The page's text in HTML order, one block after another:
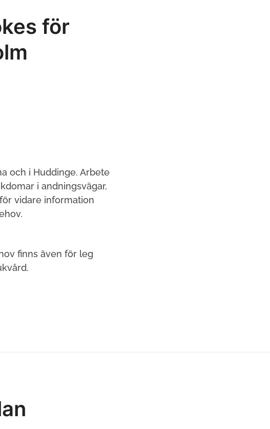
för
och i Huddinge. Arbete
i andningsvägar,
vidare information
finns även för leg